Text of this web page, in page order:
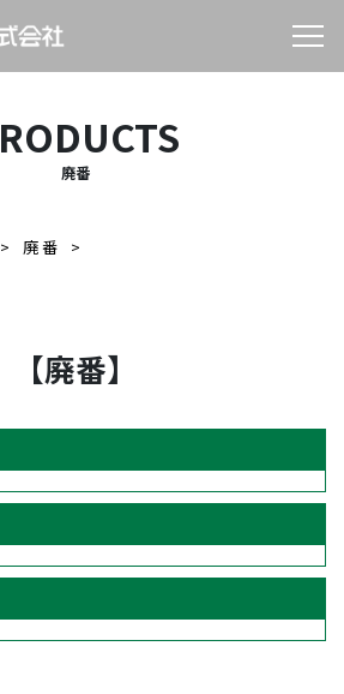
PRODUCTS
廃番
廃番
【廃番】